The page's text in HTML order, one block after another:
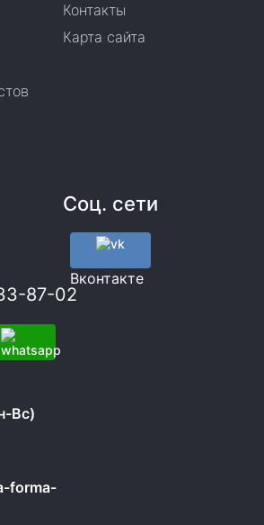
Контакты
Карта сайта
87-02
Вс)
forma-
Соц. сети
Вконтакте